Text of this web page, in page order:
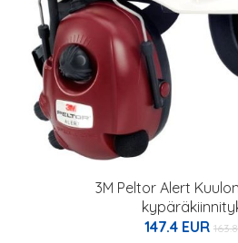
3M Peltor Alert
147.4 EUR